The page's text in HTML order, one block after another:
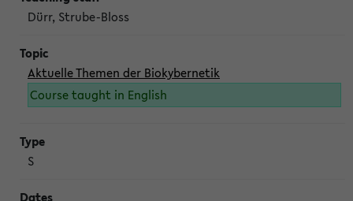
Dürr, Strube-Bloss
Aktuelle Themen der Biokybernetik
Course taught in English
S